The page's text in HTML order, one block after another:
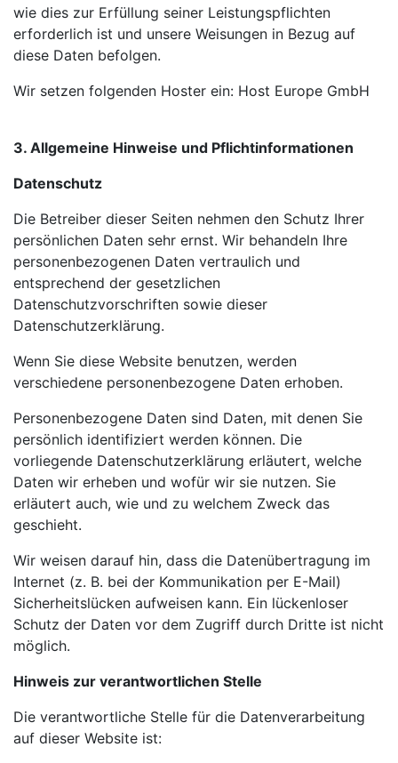
wie dies zur Erfüllung seiner Leistungspflichten
erforderlich ist und unsere Weisungen in Bezug auf
diese Daten befolgen.
Wir setzen folgenden Hoster ein: Host Europe GmbH
3. Allgemeine Hinweise und Pflichtinformationen
Datenschutz
Die Betreiber dieser Seiten nehmen den Schutz Ihrer
persönlichen Daten sehr ernst. Wir behandeln Ihre
personenbezogenen Daten vertraulich und
entsprechend der gesetzlichen
Datenschutzvorschriften sowie dieser
Datenschutzerklärung.
Wenn Sie diese Website benutzen, werden
verschiedene personenbezogene Daten erhoben.
Personenbezogene Daten sind Daten, mit denen Sie
persönlich identifiziert werden können. Die
vorliegende Datenschutzerklärung erläutert, welche
Daten wir erheben und wofür wir sie nutzen. Sie
erläutert auch, wie und zu welchem Zweck das
geschieht.
Wir weisen darauf hin, dass die Datenübertragung im
Internet (z. B. bei der Kommunikation per E-Mail)
Sicherheitslücken aufweisen kann. Ein lückenloser
Schutz der Daten vor dem Zugriff durch Dritte ist nicht
möglich.
Hinweis zur verantwortlichen Stelle
Die verantwortliche Stelle für die Datenverarbeitung
auf dieser Website ist: